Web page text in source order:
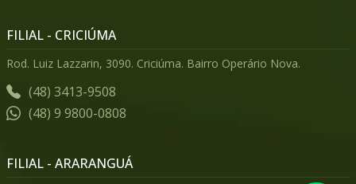
FILIAL - CRICIÚMA
Rod. Luiz Lazzarin, 3090. Criciúma. Bairro Operário Nova.
(48) 3413-9508
(48) 9 9800-0808
FILIAL - ARARANGUÁ